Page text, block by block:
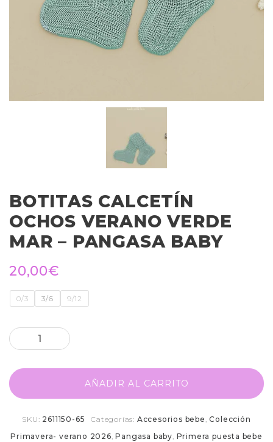
BOTITAS CALCETÍN
OCHOS VERANO VERDE
MAR – PANGASA BABY
20,00€
0/3 3/6 9/12
AÑADIR AL CARRITO
SKU: 2611150-65 Categorías: Accesorios bebe ,Colección
Primavera- verano 2026,Pangasa baby, Primera puesta bebe